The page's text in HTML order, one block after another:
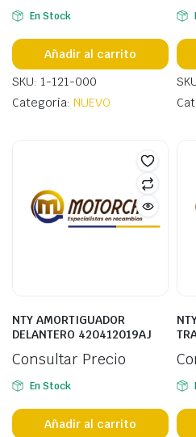
En Stock
Añadir al carrito
SKU: 1-121-000
Categoría: NUEVO
NTY AMORTIGUADOR
DELANTERO 420412019AJ
Consultar Precio
En Stock
Añadir al carrito